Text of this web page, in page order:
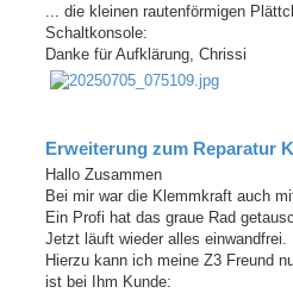
... die kleinen rautenförmigen
Schaltkonsole:
Danke für Aufklärung, Chrissi
Erweiterung zum Reparatur
Hallo Zusammen
Bei mir war die Klemmkraft auch
Ein Profi hat das graue Rad
Jetzt läuft wieder alles einwandfrei.
Hierzu kann ich meine Z3 Freund
ist bei Ihm Kunde: